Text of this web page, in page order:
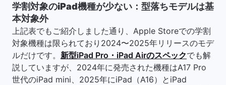
学割対象のiPad機種が少ない：型落ちモデルは基
本対象外
上記表でもご紹介しました通り、Apple Storeでの学割
対象機種は限られており2024〜2025年リリースのモデ
ルだけです。 新型iPad Pro・iPad Airのスペックでも解
説していますが、2024年に発売された機種はA17 Pro
世代のiPad mini、2025年にiPad（A16）とiPad